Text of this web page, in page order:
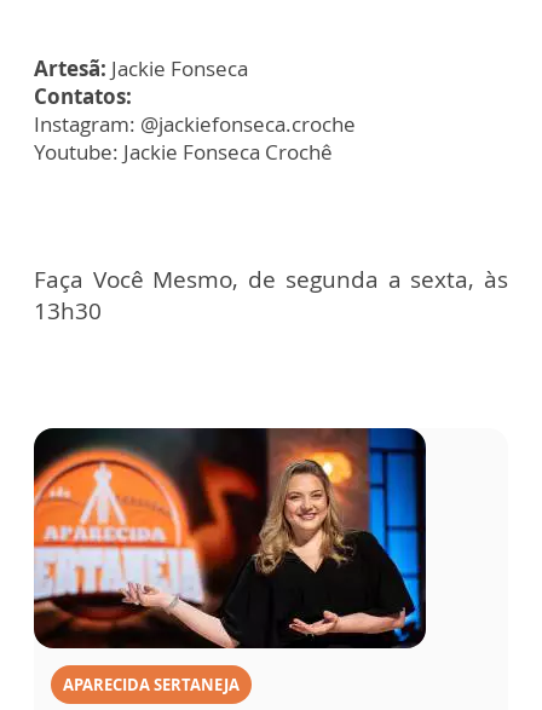
Artesã: Jackie Fonseca
Contatos:
Instagram: @jackiefonseca.croche
Youtube: Jackie Fonseca Crochê
Faça Você Mesmo, de segunda a sexta, às
13h30
APARECIDA SERTANEJA